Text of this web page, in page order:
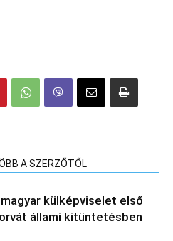
A SZERZŐTŐL
külképviselet első
állami kitüntetésben